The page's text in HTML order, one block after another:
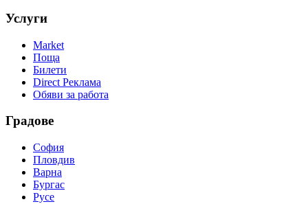
Услуги
Market
Поща
Билети
Direct Реклама
Обяви за работа
Градове
София
Пловдив
Варна
Бургас
Русе